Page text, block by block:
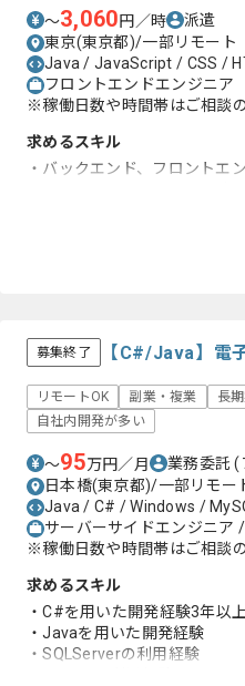
〜3,060円／時
派遣
東京(東京都)/一部リモート
Java / JavaScript / CSS /
フロントエンドエンジニア
※稼働日数や時間帯はご相談
求めるスキル
・バックエンド、フロントエ
募集終了 【C#/Java】電
リモートOK 副業・複業 長
自社内開発が多い
〜95万円／月 業務委託(
日本橋(東京都)/一部リモー
Java / C# / Windows /
サーバーサイドエンジニア
※稼働日数や時間帯はご相談
求めるスキル
・C#を用いた開発経験3年以上
・Javaを用いた開発経験
・SQLServerの利用経験